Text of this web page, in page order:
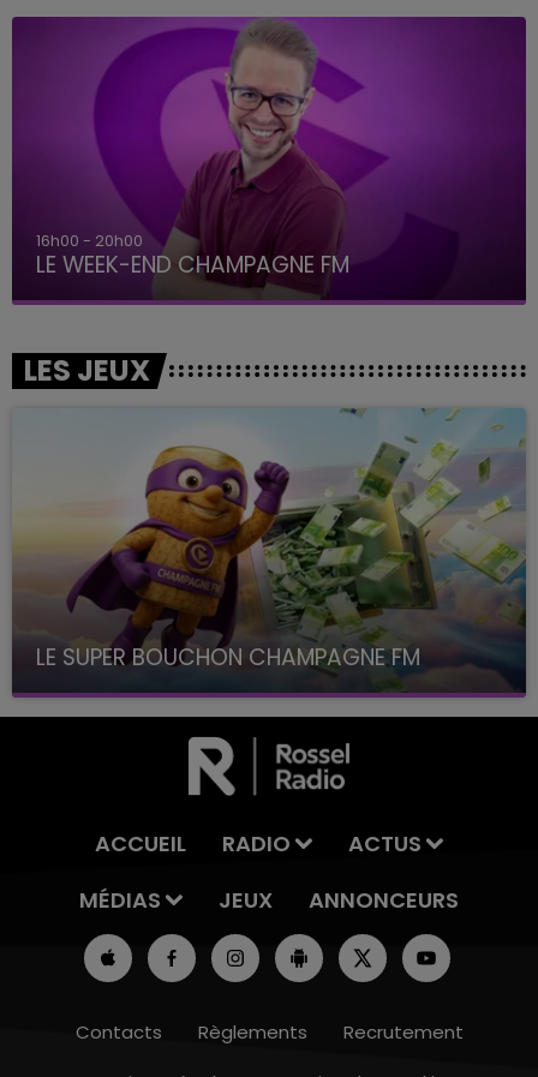
16h00 - 20h00
LE WEEK-END CHAMPAGNE FM
LES JEUX
LE SUPER BOUCHON CHAMPAGNE FM
avec La Famille Champagne FM, à 8H10
ACCUEIL RADIO
ACTUS
MÉDIAS
JEUX ANNONCEURS
Contacts Règlements
Recrutement